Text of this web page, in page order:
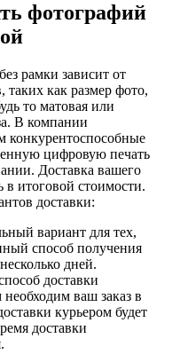
фотографий
рамки зависит от
таких как размер фото,
то матовая или
В компании
конкурентоспособные
цифровую печать
Доставка вашего
в итоговой стоимости.
доставки:
вариант для тех,
способ получения
дней.
доставки
ваш заказ в
курьером будет
доставки